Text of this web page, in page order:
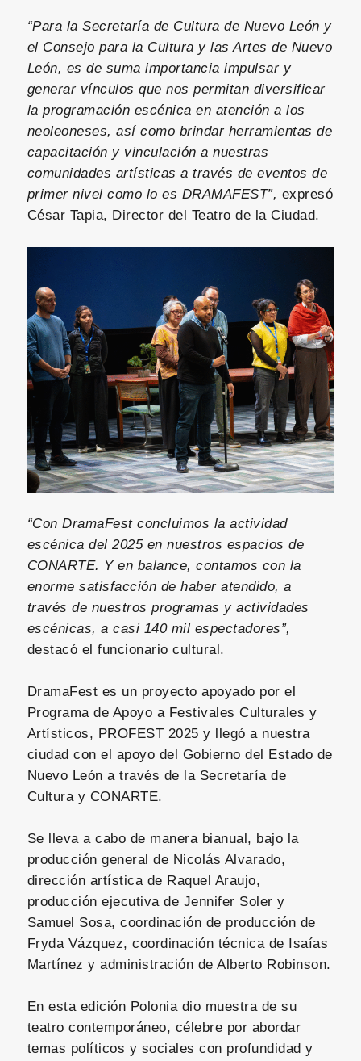
“Para la Secretaría de Cultura de Nuevo León y
el Consejo para la Cultura y las Artes de Nuevo
León, es de suma importancia impulsar y
generar vínculos que nos permitan diversificar
la programación escénica en atención a los
neoleoneses, así como brindar herramientas de
capacitación y vinculación a nuestras
comunidades artísticas a través de eventos de
primer nivel como lo es DRAMAFEST”, expresó
César Tapia, Director del Teatro de la Ciudad.
“Con DramaFest concluimos la actividad
escénica del 2025 en nuestros espacios de
CONARTE. Y en balance, contamos con la
enorme satisfacción de haber atendido, a
través de nuestros programas y actividades
escénicas, a casi 140 mil espectadores”,
destacó el funcionario cultural.
DramaFest es un proyecto apoyado por el
Programa de Apoyo a Festivales Culturales y
Artísticos, PROFEST 2025 y llegó a nuestra
ciudad con el apoyo del Gobierno del Estado de
Nuevo León a través de la Secretaría de
Cultura y CONARTE.
Se lleva a cabo de manera bianual, bajo la
producción general de Nicolás Alvarado,
dirección artística de Raquel Araujo,
producción ejecutiva de Jennifer Soler y
Samuel Sosa, coordinación de producción de
Fryda Vázquez, coordinación técnica de Isaías
Martínez y administración de Alberto Robinson.
En esta edición Polonia dio muestra de su
teatro contemporáneo, célebre por abordar
temas políticos y sociales con profundidad y